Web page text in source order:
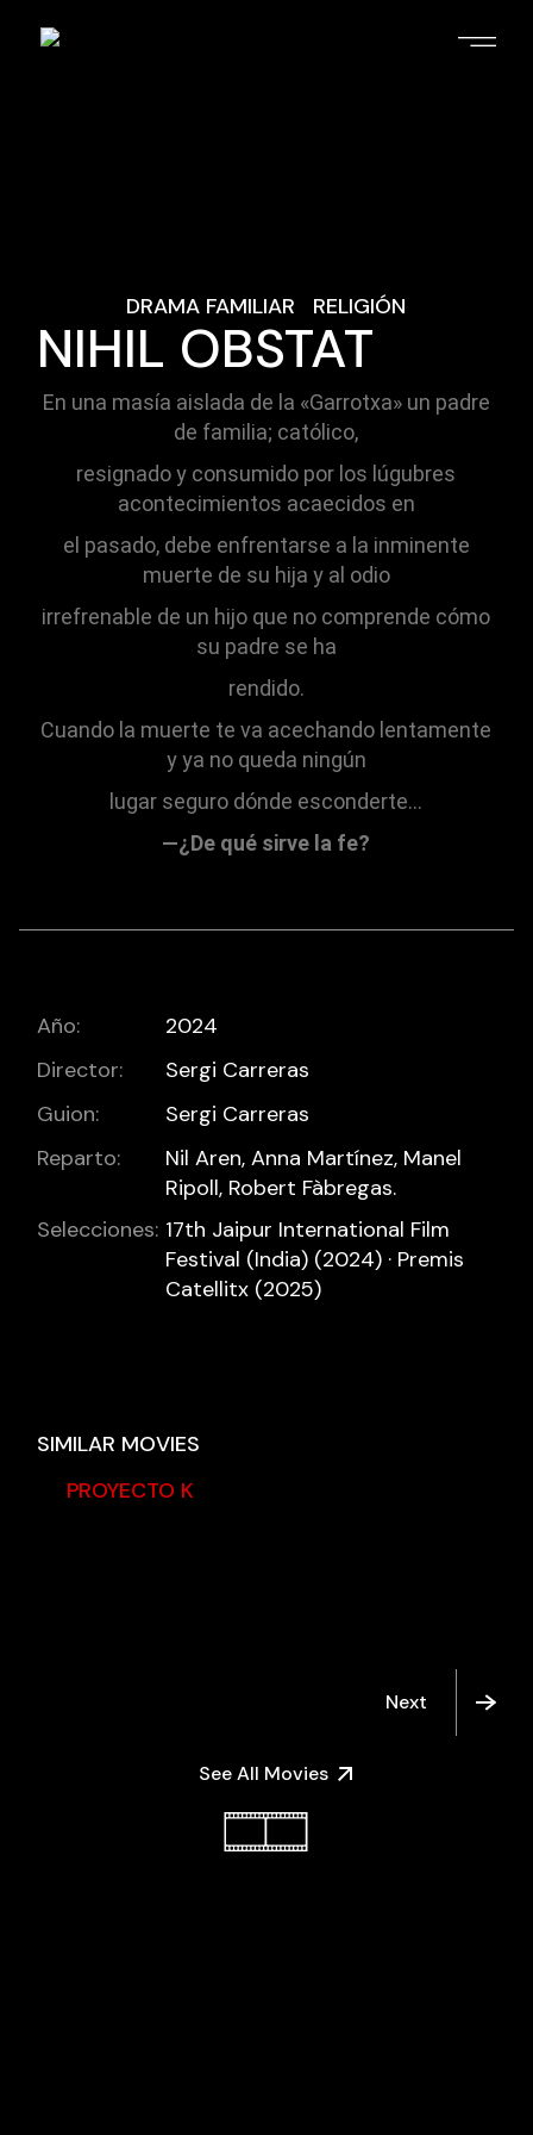
DRAMA FAMILIAR RELIGIÓN
NIHIL OBSTAT
En una masía aislada de la «Garrotxa» un padre
de familia; católico,
resignado y consumido por los lúgubres
acontecimientos acaecidos en
el pasado, debe enfrentarse a la inminente
muerte de su hija y al odio
irrefrenable de un hijo que no comprende cómo
su padre se ha
rendido.
Cuando la muerte te va acechando lentamente
y ya no queda ningún
lugar seguro dónde esconderte…
—¿De qué sirve la fe?
Año:
2024
Director:
Sergi Carreras
Guion:
Sergi Carreras
Reparto:
Nil Aren, Anna Martínez, Manel
Ripoll, Robert Fàbregas.
Selecciones: 17th Jaipur International Film
Festival (India) (2024) · Premis
Catellitx (2025)
SIMILAR MOVIES
PROYECTO K
See All Movies
Next